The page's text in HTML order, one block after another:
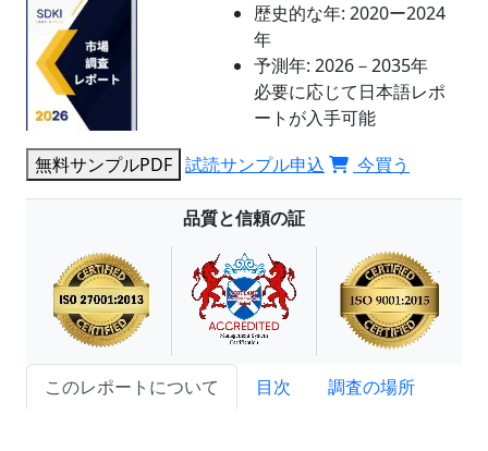
歴史的な年: 2020ー2024
年
予測年: 2026－2035年
必要に応じて日本語レポ
ートが入手可能
無料サンプルPDF 試読サンプル申込 今買う
品質と信頼の証
このレポートについて 目次
調査の場所